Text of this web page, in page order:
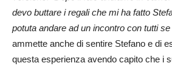
devo buttare i regali che mi ha fatto
potuta andare ad un incontro con tutti se
ammette anche di sentire Stefano e di
questa esperienza avendo capito che i